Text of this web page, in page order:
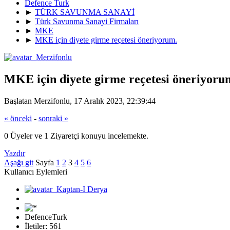
Defence Turk
► TÜRK SAVUNMA SANAYİ
► Türk Savunma Sanayi Firmaları
► MKE
► MKE için diyete girme reçetesi öneriyorum.
MKE için diyete girme reçetesi
Başlatan Merzifonlu, 17 Aralık 2023, 22:39:44
« önceki - sonraki »
0 Üyeler ve 1 Ziyaretçi konuyu incelemekte.
Yazdır
Aşağı git Sayfa 1 2 3 4 5 6
Kullanıcı Eylemleri
DefenceTurk
İletiler: 561